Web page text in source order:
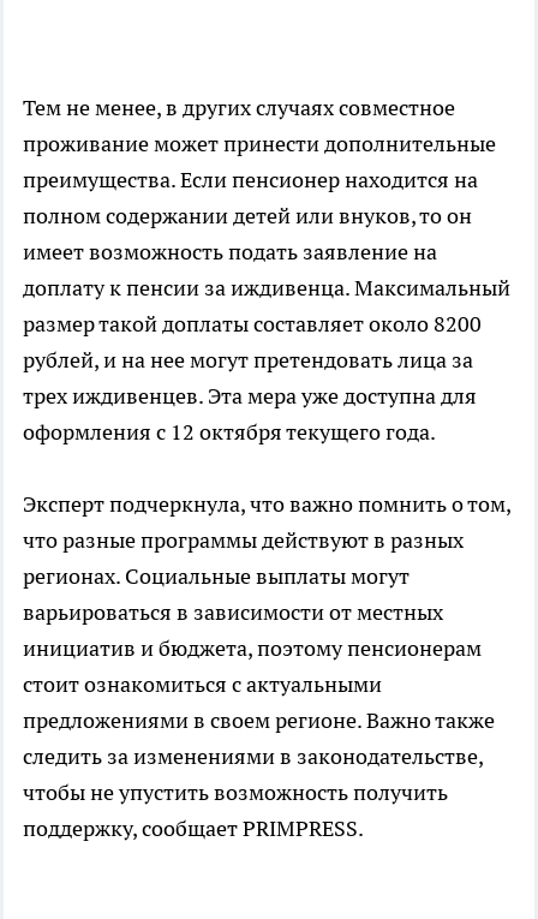
Тем не менее, в других случаях совместное
проживание может принести дополнительные
преимущества. Если пенсионер находится на
полном содержании детей или внуков, то он
имеет возможность подать заявление на
доплату к пенсии за иждивенца. Максимальный
размер такой доплаты составляет около 8200
рублей, и на нее могут претендовать лица за
трех иждивенцев. Эта мера уже доступна для
оформления с 12 октября текущего года.
Эксперт подчеркнула, что важно помнить о том,
что разные программы действуют в разных
регионах. Социальные выплаты могут
варьироваться в зависимости от местных
инициатив и бюджета, поэтому пенсионерам
стоит ознакомиться с актуальными
предложениями в своем регионе. Важно также
следить за изменениями в законодательстве,
чтобы не упустить возможность получить
поддержку, сообщает PRIMPRESS.